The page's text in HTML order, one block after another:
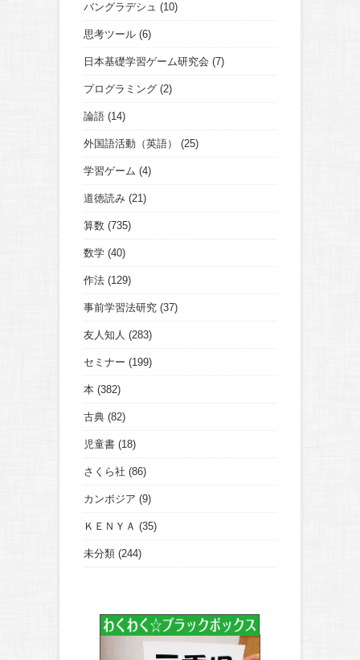
バングラデシュ (10)
思考ツール (6)
日本基礎学習ゲーム研究会 (7)
プログラミング (2)
論語 (14)
外国語活動（英語） (25)
学習ゲーム (4)
道徳読み (21)
算数 (735)
数学 (40)
作法 (129)
事前学習法研究 (37)
友人知人 (283)
セミナー (199)
本 (382)
古典 (82)
児童書 (18)
さくら社 (86)
カンボジア (9)
ＫＥＮＹＡ (35)
未分類 (244)